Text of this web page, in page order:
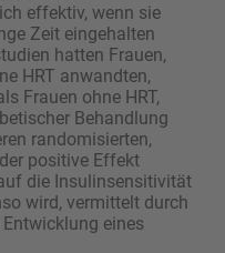
effektiv, wenn sie
Zeit eingehalten
hatten Frauen,
HRT anwandten,
Frauen ohne HRT,
Behandlung
randomisierten,
positive Effekt
die Insulinsensitivität
wird, vermittelt durch
eines